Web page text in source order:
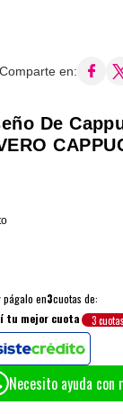
Comparte en:
De
págalo en3cuotas de:
tu mejor cuota
Necesito ayuda con